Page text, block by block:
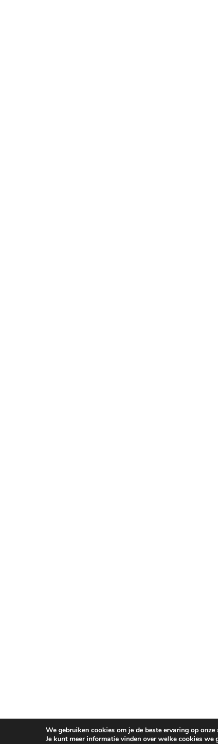
We gebruiken cookies om je de beste ervaring op onze
Je kunt meer informatie vinden over welke cookies